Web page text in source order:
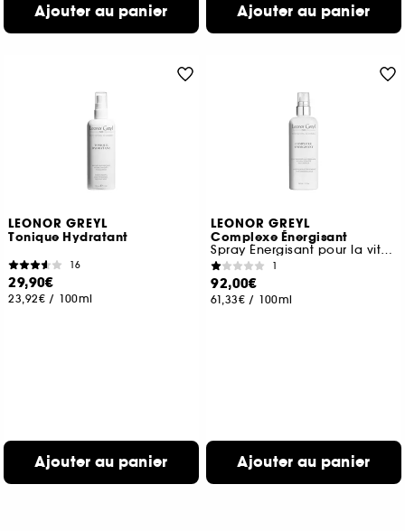
Ajouter au panier Ajouter au panier
LEONOR GREYL
Tonique Hydratant
16
29,90€
23,92€ / 100ml
Ajouter au panier
LEONOR GREYL
Complexe Énergisant
Spray Énergisant pour la vitalité des cheveux
1
92,00€
61,33€ / 100ml
Ajouter au panier